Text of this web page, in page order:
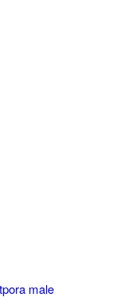
male